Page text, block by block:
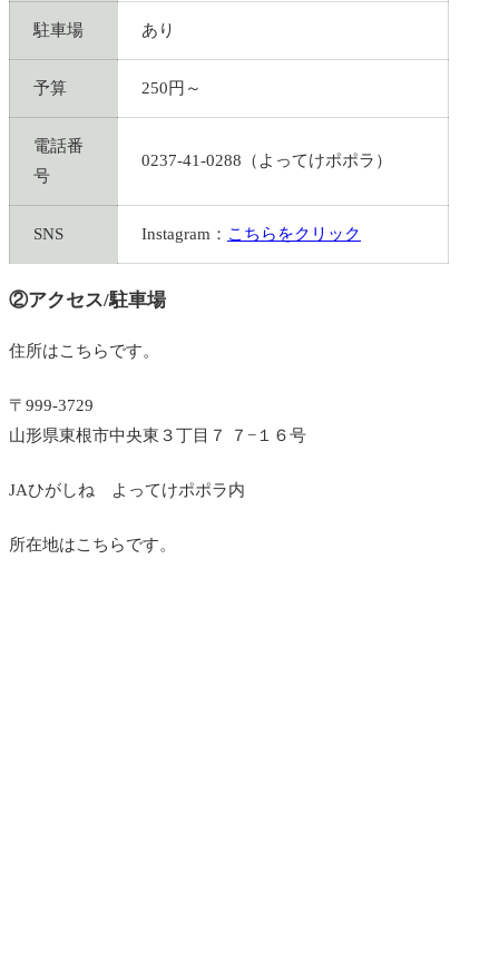
駐車場 あり
予算 250円～
電話番
号
0237-41-0288（よってけポポラ）
SNS Instagram： こちらをクリック
②アクセス/駐車場
住所はこちらです。
〒999-3729
山形県東根市中央東３丁目７ ７−１６号
JAひがしね よってけポポラ内
所在地はこちらです。